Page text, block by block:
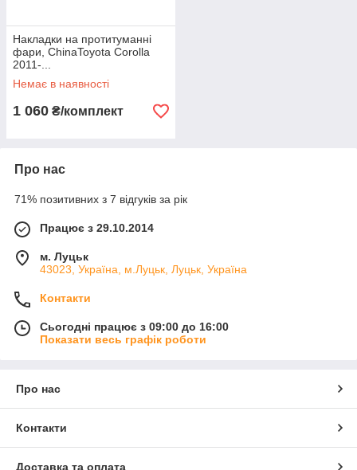
Накладки на протитуманні
фари, ChinaToyota Corolla
2011-...
Немає в наявності
1 060 ₴/комплект
Про нас
71% позитивних з 7 відгуків за рік
Працює з 29.10.2014
м. Луцьк
43023, Україна, м.Луцьк, Луцьк, Україна
Контакти
Сьогодні працює з 09:00 до 16:00
Показати весь графік роботи
Про нас
Контакти
Доставка та оплата